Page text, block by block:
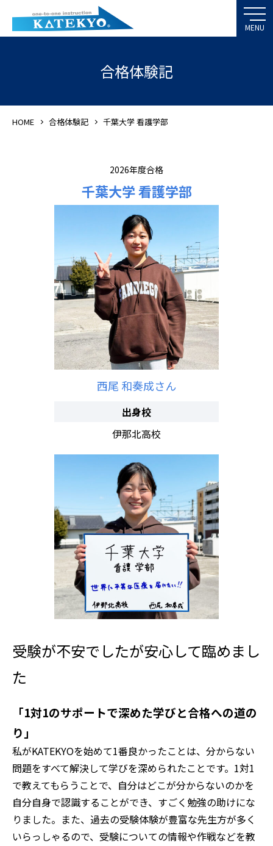
合格体験記
HOME 合格体験記 千葉大学 看護学部
2026年度合格
千葉大学 看護学部
西尾 和奏成さん
出身校
伊那北高校
受験が不安でしたが安心して臨めまし
た
「1対1のサポートで深めた学びと合格への道の
り」
私がKATEKYOを始めて1番良かったことは、分からない
問題をすべて解決して学びを深められたことです。1対1
で教えてもらうことで、自分はどこが分からないのかを
自分自身で認識することができ、すごく勉強の助けにな
りました。また、過去の受験体験が豊富な先生方が多く
いらっしゃるので、受験についての情報や作戦などを教